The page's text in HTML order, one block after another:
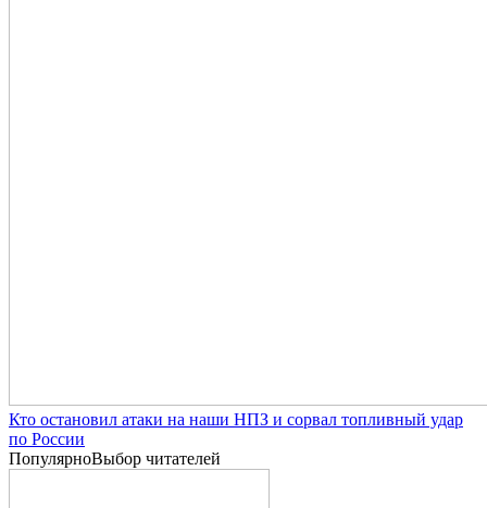
Кто остановил атаки на наши НПЗ и сорвал топливный удар
по России
ПопулярноВыбор читателей